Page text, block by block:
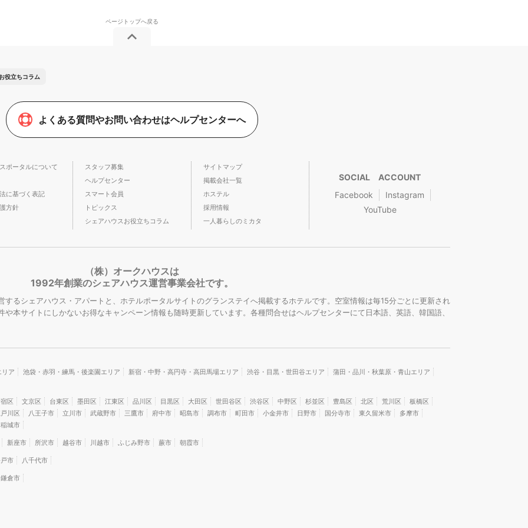
役立ちコラム
よくある質問やお問い合わせはヘルプセンターへ
ポータルについて
に基づく表記
方針
スタッフ募集
ヘルプセンター
スマート会員
トピックス
シェアハウスお役立ちコラム
サイトマップ
掲載会社一覧
ホステル
採用情報
一人暮らしのミカタ
SOCIAL ACCOUNT
Facebook
Instagram
YouTube
（株）オークハウスは
1992年創業のシェアハウス運営事業会社です。
るシェアハウス・アパートと、ホテルポータルサイトのグランステイへ掲載するホテルです。空室情報は毎15分ごとに更新され
本サイトにしかないお得なキャンペーン情報も随時更新しています。各種問合せはヘルプセンターにて日本語、英語、韓国語、
ア 池袋・赤羽・練馬・後楽園エリア 新宿・中野・高円寺・高田馬場エリア 渋谷・目黒・世田谷エリア 蒲田・品川・秋葉原・青山エリア
区 文京区 台東区 墨田区 江東区 品川区 目黒区 大田区 世田谷区 渋谷区 中野区 杉並区 豊島区 北区 荒川区
板橋区
川区
八王子市 立川市 武蔵野市 三鷹市 府中市 昭島市 調布市 町田市 小金井市 日野市 国分寺市 東久留米市
多摩市
稲城市
新座市 所沢市 越谷市 川越市 ふじみ野市 蕨市 朝霞市
市 八千代市
鎌倉市